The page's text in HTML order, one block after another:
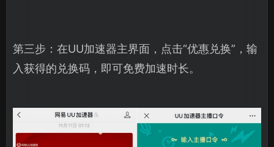
第三步：在UU加速器主界面，点击“优惠兑换”，输
入获得的兑换码，即可免费加速时长。